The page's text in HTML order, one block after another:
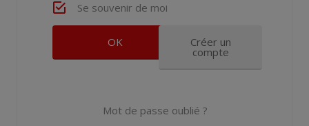
Se souvenir de moi
Créer un
compte
Mot de passe oublié ?